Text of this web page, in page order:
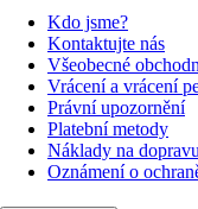
Kdo jsme?
Kontaktujte nás
Všeobecné
Vrácení a vrácení
Právní upozornění
Platební metody
Náklady na
Oznámení o